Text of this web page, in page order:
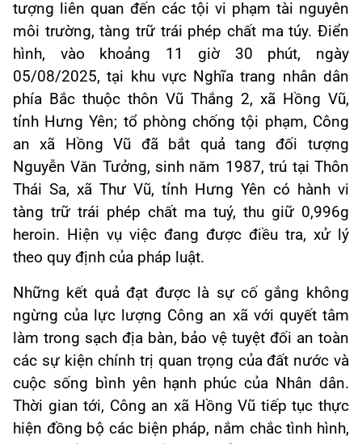
tượng liên quan đến các tội vi phạm tài nguyên
môi trường, tàng trữ trái phép chất ma túy. Điển
hình, vào khoảng 11 giờ 30 phút, ngày
05/08/2025, tại khu vực Nghĩa trang nhân dân
phía Bắc thuộc thôn Vũ Thắng 2, xã Hồng Vũ,
tỉnh Hưng Yên; tổ phòng chống tội phạm, Công
an xã Hồng Vũ đã bắt quả tang đối tượng
Nguyễn Văn Tưởng, sinh năm 1987, trú tại Thôn
Thái Sa, xã Thư Vũ, tỉnh Hưng Yên có hành vi
tàng trữ trái phép chất ma tuý, thu giữ 0,996g
heroin. Hiện vụ việc đang được điều tra, xử lý
theo quy định của pháp luật.
Những kết quả đạt được là sự cố gắng không
ngừng của lực lượng Công an xã với quyết tâm
làm trong sạch địa bàn, bảo vệ tuyệt đối an toàn
các sự kiện chính trị quan trọng của đất nước và
cuộc sống bình yên hạnh phúc của Nhân dân.
Thời gian tới, Công an xã Hồng Vũ tiếp tục thực
hiện đồng bộ các biện pháp, nắm chắc tình hình,